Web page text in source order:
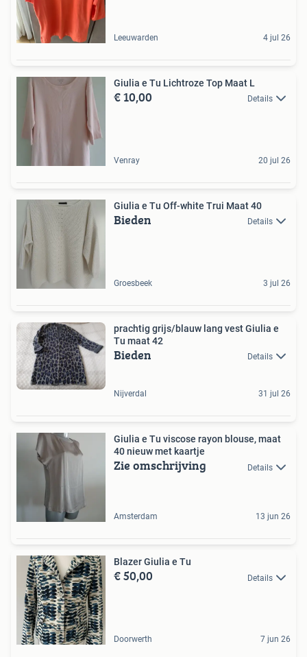
Leeuwarden 4 jul 26
Giulia e Tu Lichtroze Top Maat L
€ 10,00 Details
Venray 20 jul 26
Giulia e Tu Off-white Trui Maat 40
Bieden Details
Groesbeek 3 jul 26
prachtig grijs/blauw lang vest Giulia e
Tu maat 42
Bieden Details
Nijverdal 31 jul 26
Giulia e Tu viscose rayon blouse, maat
40 nieuw met kaartje
Zie omschrijving Details
Amsterdam 13 jun 26
Blazer Giulia e Tu
€ 50,00 Details
Doorwerth 7 jun 26